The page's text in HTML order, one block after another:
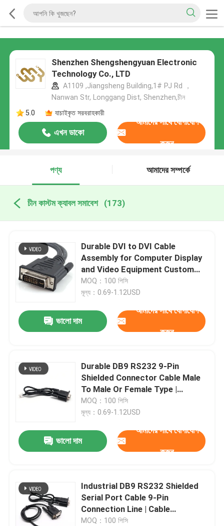
Shenzhen Shengshengyuan Electronic
Technology Co., LTD
A1109 ,Jiangsheng Building,1# PJ Rd ，
Nanwan Str, Longgang Dist, Shenzhen,চীন
5.0
যাচাইকৃত সরবরাহকারী
এখন ডাকো
আমাদের সাথে যোগাযোগ
করুন
পণ্য আমাদের সম্পর্কে
চীন কাস্টম ক্যাবল সমাবেশ (173)
Durable DVI to DVI Cable
Assembly for Computer Display
and Video Equipment Custom
Cable Wire Harness
Manufacturers
MOQ：100 পিসি
মূল্য：0.69-1.12USD
ভালো দাম
আমাদের সাথে যোগাযোগ
করুন
Durable DB9 RS232 9-Pin
Shielded Connector Cable Male
To Male Or Female Type |
Custom Cable
MOQ：100 পিসি
মূল্য：0.69-1.12USD
ভালো দাম
আমাদের সাথে যোগাযোগ
করুন
Industrial DB9 RS232 Shielded
Serial Port Cable 9-Pin
Connection Line | Cable
Assembly Wire Harness
MOQ：100 পিসি